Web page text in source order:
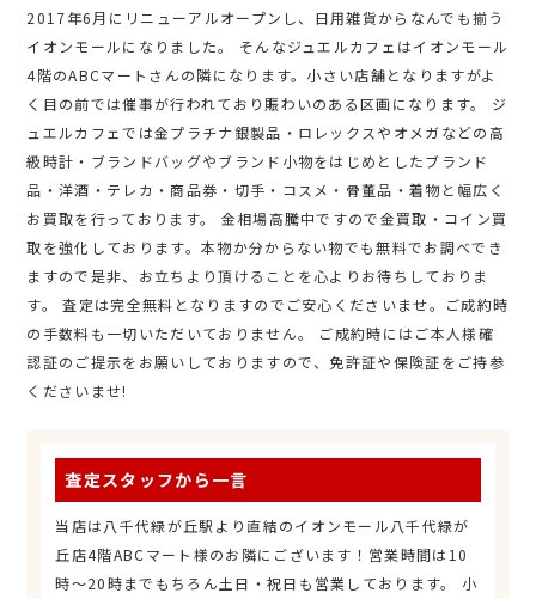
2017年6月にリニューアルオープンし、日用雑貨からなんでも揃う
イオンモールになりました。 そんなジュエルカフェはイオンモール
4階のABCマートさんの隣になります。小さい店舗となりますがよ
く目の前では催事が行われており賑わいのある区画になります。 ジ
ュエルカフェでは金プラチナ銀製品・ロレックスやオメガなどの高
級時計・ブランドバッグやブランド小物をはじめとしたブランド
品・洋酒・テレカ・商品券・切手・コスメ・骨董品・着物と幅広く
お買取を行っております。 金相場高騰中ですので金買取・コイン買
取を強化しております。本物か分からない物でも無料でお調べでき
ますので是非、お立ちより頂けることを心よりお待ちしておりま
す。 査定は完全無料となりますのでご安心くださいませ。ご成約時
の手数料も一切いただいておりません。 ご成約時にはご本人様確
認証のご提示をお願いしておりますので、免許証や保険証をご持参
くださいませ!
査定スタッフから一言
当店は八千代緑が丘駅より直結のイオンモール八千代緑が
丘店4階ABCマート様のお隣にございます！営業時間は10
時～20時までもちろん土日・祝日も営業しております。 小